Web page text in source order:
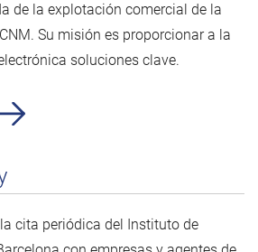
de la explotación comercial de la
Su misión es proporcionar a la
soluciones clave.
cita periódica del Instituto de